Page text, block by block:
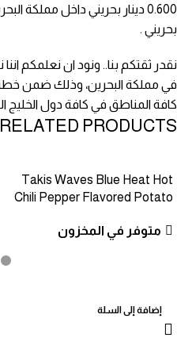
بحريني .
نقدر ثقتكم بنا.. ونود ان نعلمكم
في مملكة البحرين، وذلك ضمن
كافة المناطق في كافة دول الخليج
RELATED PRODUCTS
Takis Waves Blue Heat Hot
Chili Pepper Flavored Potato
متوفر في المخزون
إضافة إلى السلة